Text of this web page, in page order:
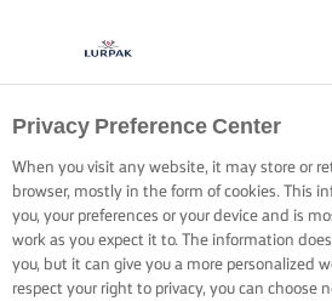
Privacy Preference Center
When you visit any website, it may store or
browser, mostly in the form of cookies. This
you, your preferences or your device and is
work as you expect it to. The information
you, but it can give you a more personalized
respect your right to privacy, you can choose